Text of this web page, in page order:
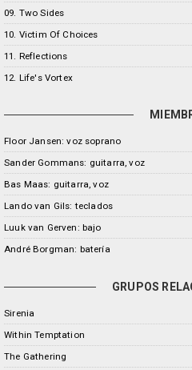
09. Two Sides
10. Victim Of Choices
11. Reflections
12. Life's Vortex
Floor Jansen: voz soprano
Sander Gommans: guitarra, voz
Bas Maas: guitarra, voz
Lando van Gils: teclados
Luuk van Gerven: bajo
André Borgman: batería
GRUPOS
Sirenia
Within Temptation
The Gathering